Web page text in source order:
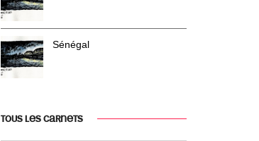
Sénégal
TOUS LES CARNETS